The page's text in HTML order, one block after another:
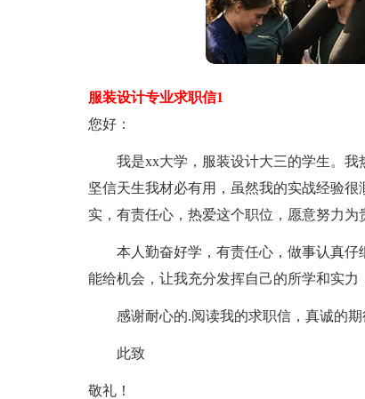
服装设计专业求职信1
您好：
我是xx大学，服装设计大三的学生。我
坚信天生我材必有用，虽然我的实战经验
实，有责任心，热爱这个职位，愿意努力为
本人勤奋好学，有责任心，做事认真仔
能给机会，让我充分发挥自己的所学和实力
感谢耐心的.阅读我的求职信，真诚的期
此致
敬礼！